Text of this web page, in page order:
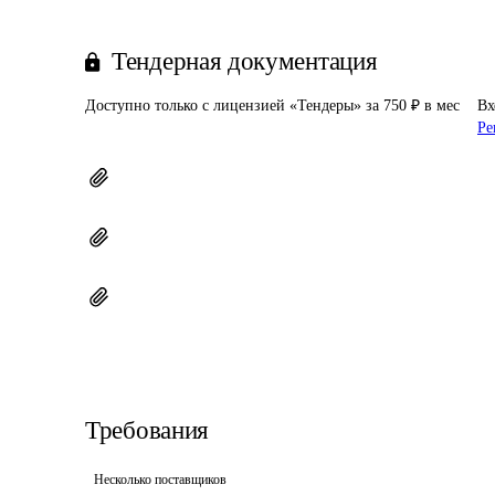
Тендерная документация
Доступно только с лицензией «Тендеры» за 750 ₽ в мес
Требования
Несколько поставщиков